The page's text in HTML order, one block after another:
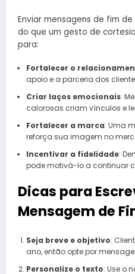
Enviar mensagens de fim
do que um gesto de
para:
Fortalecer o
apoio e a parceria dos
Criar laços emocionais:
calorosas criam vínculos e
Fortalecer a marca: Uma
reforça sua imagem no
Incentivar a fidelidade:
pode motivá-lo a continuar
Dicas para
Mensagem de
Seja breve e objetivo:
ano, então opte por
Personalize o texto: Use o